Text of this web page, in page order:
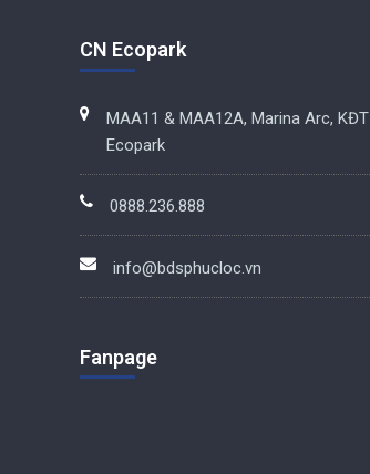
CN Ecopark
MAA11 & MAA12A, Marina Arc, KĐT
Ecopark
0888.236.888
info@bdsphucloc.vn
Fanpage